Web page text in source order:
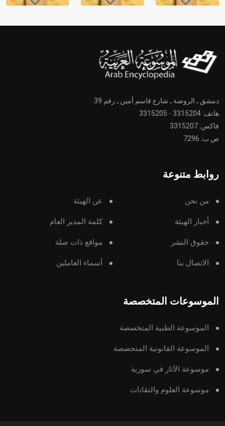
دمشق ـ الروضة ـ شارع قاسم أمين ـ رقم 39
هاتف: 3315204 - 3315205
فاكس: 3315207
ص.ب: 7296
روابط متنوعة
من نحن عن الهيئة
أخبار الهيئة كلمة المدير العام
حقوق النشر مواقع ذات صلة
الاتصال بنا أسماء العاملين
الموسوعات المتخصصة
الموسوعة الطبية المتخصصة
الموسوعة القانونية المتخصصة
موسوعة الآثار في سورية
موسوعة العلوم والتقانات